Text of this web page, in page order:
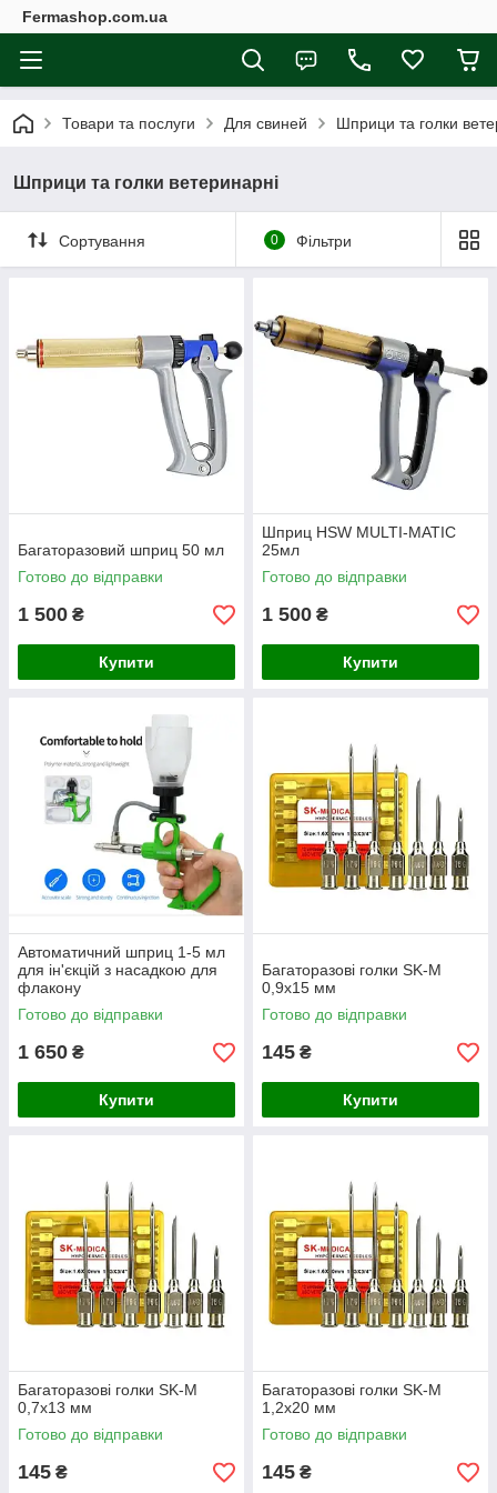
Fermashop.com.ua
Товари та послуги Для свиней Шприци та голки
Шприци та голки ветеринарні
Сортування 0 Фільтри
Багаторазовий шприц 50 мл
Готово до відправки
1 500 ₴
Купити
Шприц HSW MULTI-MATIC
25мл
Готово до відправки
1 500 ₴
Купити
Автоматичний шприц 1-5 мл
для ін'єкцій з насадкою для
флакону
Готово до відправки
1 650 ₴
Купити
Багаторазові голки SK-M
0,9х15 мм
Готово до відправки
145 ₴
Купити
Багаторазові голки SK-M
0,7х13 мм
Готово до відправки
145 ₴
Багаторазові голки SK-M
1,2х20 мм
Готово до відправки
145 ₴